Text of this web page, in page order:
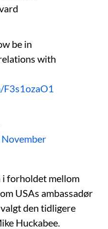
be in
with
November
i forholdet mellom
USAs ambassadør
den tidligere
Huckabee.